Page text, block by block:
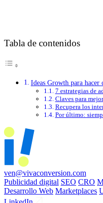
Tabla de contenidos
Ideas Growth para hacer
7 estrategias de
Claves para
Recupera los
Por último:
ven@vivaconversion.com
Publicidad digital SEO CRO
Desarrollo Web Marketplaces